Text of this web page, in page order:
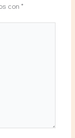
con*